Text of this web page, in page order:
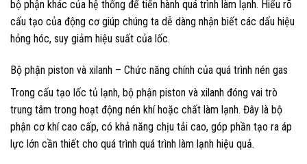
bộ phận khác của hệ thống để tiến hành quá trình làm lạnh. Hiểu rõ
cấu tạo của động cơ giúp chúng ta dễ dàng nhận biết các dấu hiệu
hỏng hóc, suy giảm hiệu suất của lốc.
Bộ phận piston và xilanh – Chức năng chính của quá trình nén gas
Trong cấu tạo lốc tủ lạnh, bộ phận piston và xilanh đóng vai trò
trung tâm trong hoạt động nén khí hoặc chất làm lạnh. Đây là bộ
phận cơ khí cao cấp, có khả năng chịu tải cao, góp phần tạo ra áp
lực lớn cần thiết cho quá trình quá trình làm lạnh hiệu quả.